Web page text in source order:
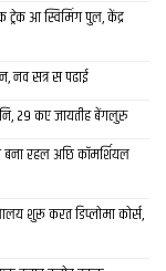
लेल चलाओल गेल ट्वीटर
हिस्सा
सिंथेटिक
मार्च मे होएत
ट्रेक आ स्विमिंग पुल, केंद्र
नव सत्र स पढाई
29 कए जायतीह बेंगलुरु
रहल अछि कॉमर्शियल
शुरू करत डिप्लोमा कोर्स,